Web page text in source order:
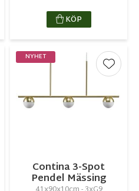
KÖP
till i favoriter
Contina 3-Spot
Pendel Mässing
NYHET
Lägg